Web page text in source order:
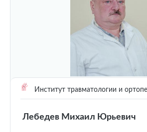
Институт травматологии и
Лебедев Михаил Юрьевич